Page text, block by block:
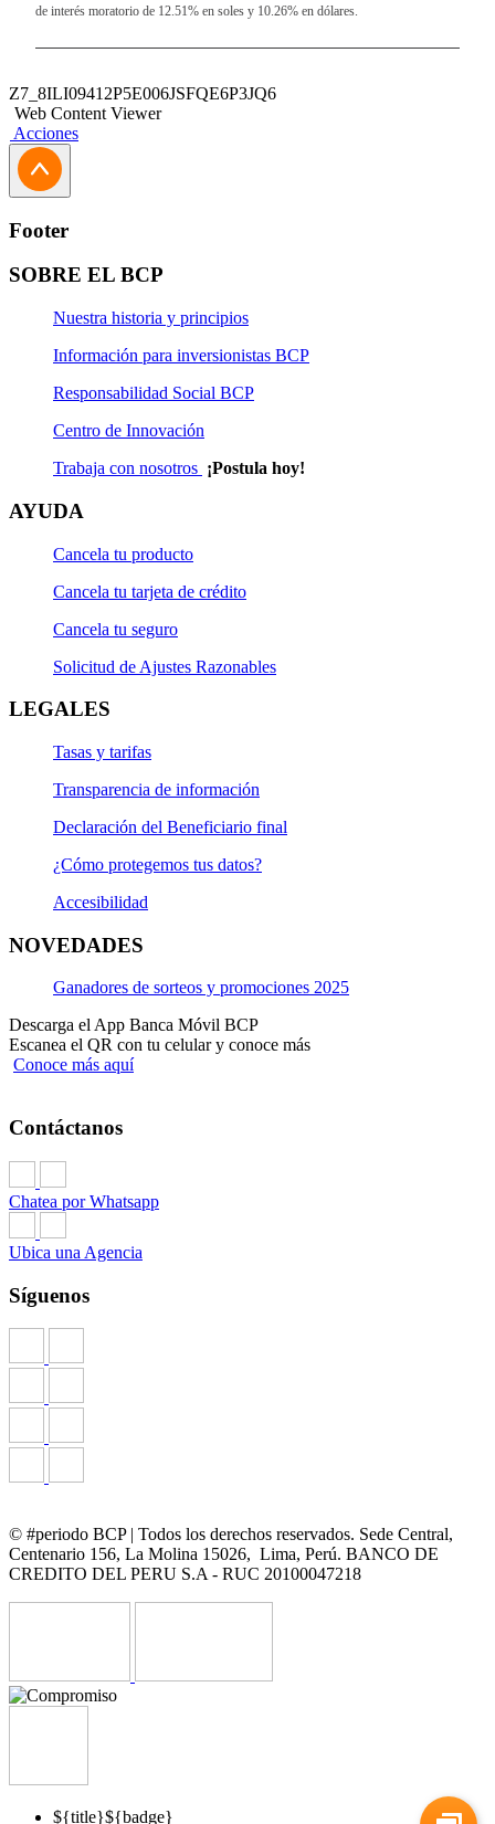
de interés moratorio de 12.51% en soles y 10.26% en dólares.
Z7_8ILI09412P5E006JSFQE6P3JQ6
Web Content Viewer
Acciones
Footer
SOBRE EL BCP
Nuestra historia y principios
Información para inversionistas BCP
Responsabilidad Social BCP
Centro de Innovación
Trabaja con nosotros ¡Postula hoy!
AYUDA
Cancela tu producto
Cancela tu tarjeta de crédito
Cancela tu seguro
Solicitud de Ajustes Razonables
LEGALES
Tasas y tarifas
Transparencia de información
Declaración del Beneficiario final
¿Cómo protegemos tus datos?
Accesibilidad
NOVEDADES
Ganadores de sorteos y promociones 2025
Descarga el App Banca Móvil BCP
Escanea el QR con tu celular y conoce más
Conoce más aquí
Contáctanos
Chatea por Whatsapp
Ubica una Agencia
Síguenos
© #periodo BCP | Todos los derechos reservados. Sede Central,
Centenario 156, La Molina 15026, Lima, Perú. BANCO DE
CREDITO DEL PERU S.A - RUC 20100047218
${title}${badge}